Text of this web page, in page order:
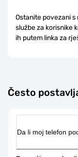
Ostanite povezani s
službe za korisnike
ih putem linka za
Često
Da li moj telefon